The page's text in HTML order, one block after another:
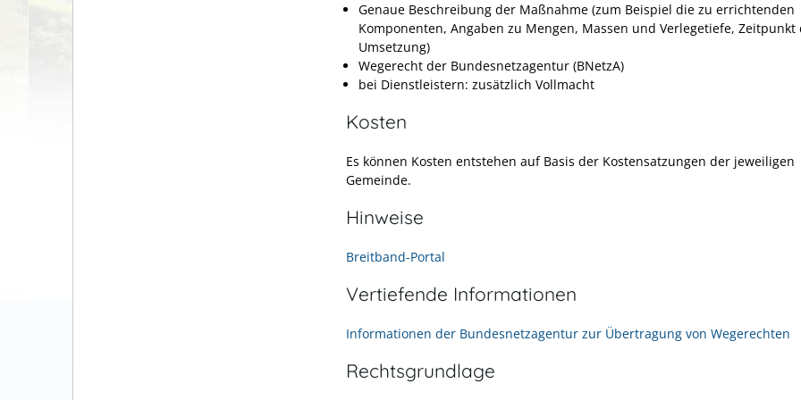
Genaue Beschreibung der Maßnahme (zum Beispiel die zu errichtenden
Komponenten, Angaben zu Mengen, Massen und Verlegetiefe, Zeitpunkt
Umsetzung)
Wegerecht der Bundesnetzagentur (BNetzA)
bei Dienstleistern: zusätzlich Vollmacht
Kosten
Es können Kosten entstehen auf Basis der Kostensatzungen der jeweiligen
Gemeinde.
Hinweise
Breitband-Portal
Vertiefende Informationen
Informationen der Bundesnetzagentur zur Übertragung von Wegerechten
Rechtsgrundlage